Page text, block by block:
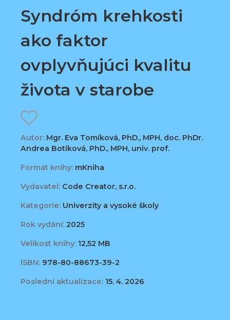
Syndróm krehkosti
ako faktor
ovplyvňujúci kvalitu
života v starobe
Autor: Mgr. Eva Tomíková, PhD., MPH, doc. PhDr.
Andrea Botíková, PhD., MPH, univ. prof.
Formát knihy: mKniha
Vydavatel: Code Creator, s.r.o.
Kategorie: Univerzity a vysoké školy
Rok vydání: 2025
Velikost knihy: 12,52 MB
ISBN: 978-80-88673-39-2
Poslední aktualizace: 15. 4. 2026